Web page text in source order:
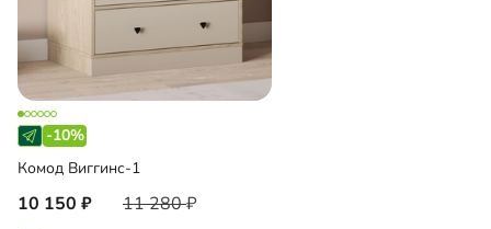
-10%
Комод Виггинс-1
10 150 11 280